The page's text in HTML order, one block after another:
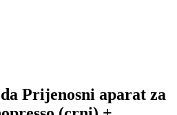
Prijenosni aparat za